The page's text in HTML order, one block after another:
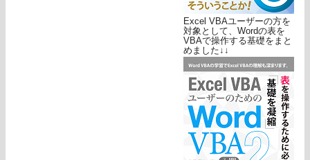
Excel VBAユーザーの方を
対象として、Wordの表を
VBAで操作する基礎をまと
めました↓↓